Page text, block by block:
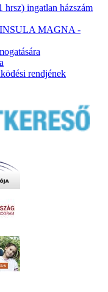
hrsz) ingatlan házszám
INSULA MAGNA -
rendjének